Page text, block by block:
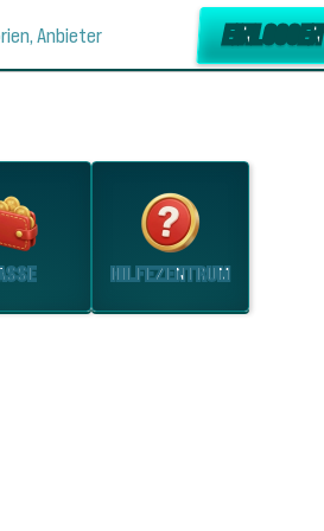
Anbieter EINLOGGEN
HILFEZENTRUM